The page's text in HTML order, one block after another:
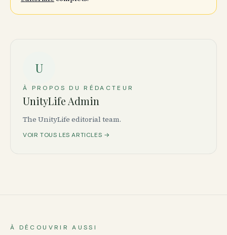
U
À PROPOS DU RÉDACTEUR
UnityLife Admin
The UnityLife editorial team.
VOIR TOUS LES ARTICLES →
À DÉCOUVRIR AUSSI